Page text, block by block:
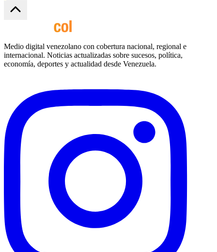
Medio digital venezolano con cobertura nacional, regional e
internacional. Noticias actualizadas sobre sucesos, política,
economía, deportes y actualidad desde Venezuela.